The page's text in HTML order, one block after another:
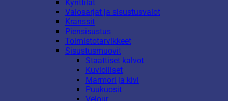
Kynttilät
Valosarjat ja sisustusvalot
Kranssit
Piensisustus
Toimistotarvikkeet
Sisustusmuovit
Staattiset kalvot
Kuviolliset
Marmori ja kivi
Puukuosit